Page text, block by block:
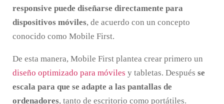
responsive puede diseñarse directamente para
dispositivos móviles, de acuerdo con un concepto
conocido como Mobile First.
De esta manera, Mobile First plantea crear primero un
diseño optimizado para móviles y tabletas. Después se
escala para que se adapte a las pantallas de
ordenadores, tanto de escritorio como portátiles.